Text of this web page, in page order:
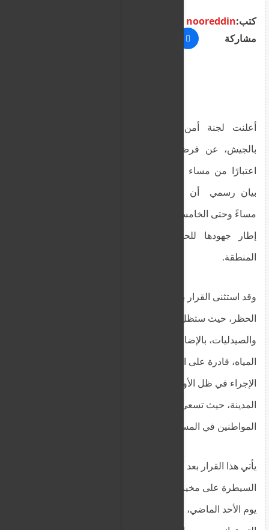
كتب:nooreddin
مشاركة
أعلنت لجنة أمن ولاية شمال دارفور، المرتبطة
بالجيش، عن فرض حظر تجوال في مدينة الفاشر
اعتبارًا من مساء اليوم الثلاثاء. وأوضحت اللجنة في
بيان رسمي أن الحظر سيبدأ من الساعة السابعة
مساءً وحتى الخامسة صباحًا في اليوم التالي، وذلك في
إطار جهودها للحفاظ على الأمن والاستقرار في
المنطقة.
وقد استثنى القرار بعض الخدمات الحيوية من قيود
الحظر، حيث ستظل العيادات الطبية، والمعامل،
والصيدليات، بالإضافة إلى حالات الطوارئ وتناكر
المياه، قادرة على العمل خلال ساعات الحظر. يأتي هذا
الإجراء في ظل الأوضاع الأمنية المتوترة التي تشهدها
المدينة، حيث تسعى السلطات إلى تقليل حركة
المواطنين في المساء لضمان سلامتهم.
يأتي هذا القرار بعد أن تمكنت قوات الدعم السريع من
السيطرة على مخيم زمزم الواقع جنوب غرب الفاشر
يوم الأحد الماضي، مما يزيد من الضغوط على المدينة